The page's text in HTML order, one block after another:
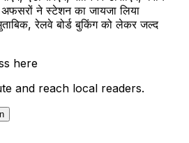
ने स्टेशन का जायजा लिया
रेलवे बोर्ड बुकिंग को लेकर जल्द
here
and reach local readers.